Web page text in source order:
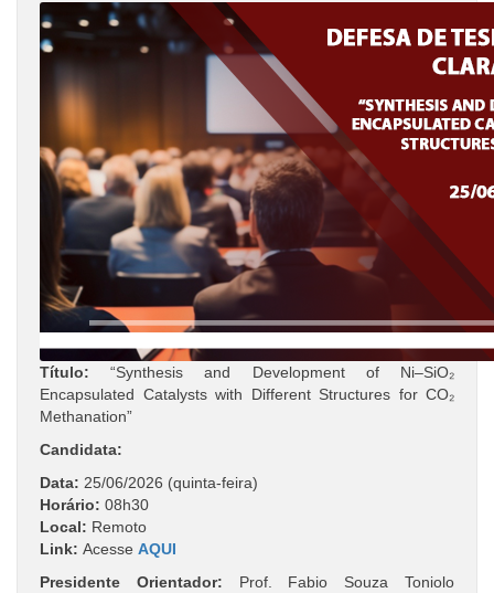
Título:“Synthesis and Development of Ni–SiO₂
Encapsulated Catalysts with Different Structures for CO₂
Methanation”
Candidata:
Data: 25/06/2026 (quinta-feira)
Horário: 08h30
Local: Remoto
Link: Acesse AQUI
Presidente Orientador: Prof. Fabio Souza Toniolo